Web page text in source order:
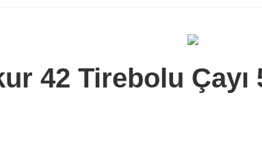
42 Tirebolu Çayı